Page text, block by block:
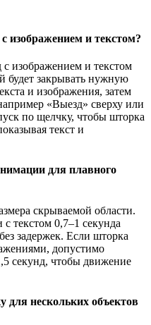
изображением и текстом?
изображением и текстом
будет закрывать нужную
и изображения, затем
«Выезд» сверху или
по щелчку, чтобы шторка
текст и
для плавного
скрываемой области.
текстом 0,7–1 секунда
задержек. Если шторка
допустимо
секунд, чтобы движение
нескольких объектов